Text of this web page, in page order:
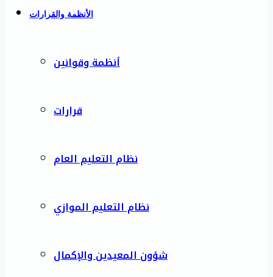
الأنظمة والقرارات
أنظمة وقوانين
قرارات
نظام التعليم العام
نظام التعليم الموازي
شؤون المعيدين والإكمال